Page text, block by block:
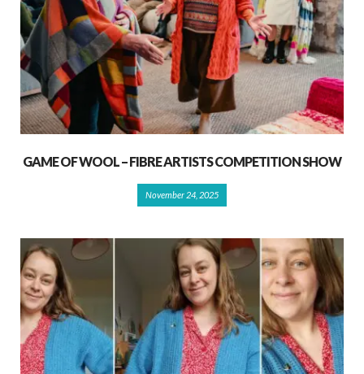
GAME OF WOOL – FIBRE ARTISTS COMPETITION SHOW
November 24, 2025